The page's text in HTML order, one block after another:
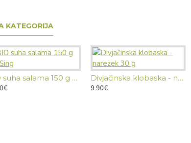
KATEGORIJA
BIO suha salama 150 g BioSing Divjačinska klobaska - narezek 30 g
9.90€